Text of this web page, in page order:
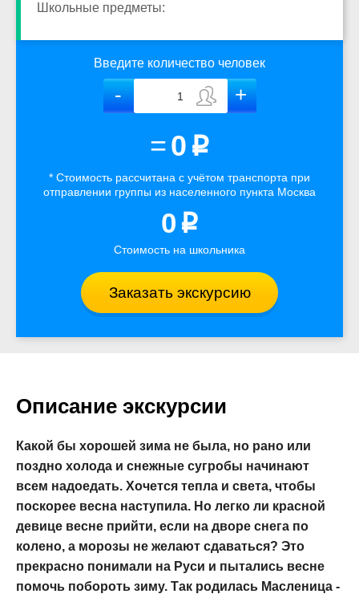
Школьные предметы:
Введите количество человек
=0 p
* Стоимость рассчитана с учётом транспорта при
отправлении группы из населенного пункта Москва
0 p
Стоимость на школьника
Заказать экскурсию
Описание экскурсии
Какой бы хорошей зима не была, но рано или
поздно холода и снежные сугробы начинают
всем надоедать. Хочется тепла и света, чтобы
поскорее весна наступила. Но легко ли красной
девице весне прийти, если на дворе снега по
колено, а морозы не желают сдаваться? Это
прекрасно понимали на Руси и пытались весне
помочь побороть зиму. Так родилась Масленица -